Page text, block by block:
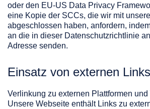
oder den EU-US Data Privacy
eine Kopie der SCCs, die wir mit
abgeschlossen haben, anfordern,
an die in dieser Datenschutzrichtlinie
Adresse senden.
Einsatz von externen Links
Verlinkung zu externen Plattformen und
Unsere Webseite enthält Links zu